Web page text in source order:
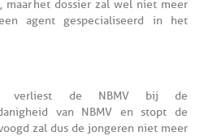
het dossier zal wel niet meer
agent gespecialiseerd in het
verliest de NBMV bij de
van NBMV en stopt de
zal dus de jongeren niet meer